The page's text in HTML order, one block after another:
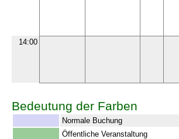
14:00
Bedeutung der Farben
Normale Buchung
Öffentliche Veranstaltung